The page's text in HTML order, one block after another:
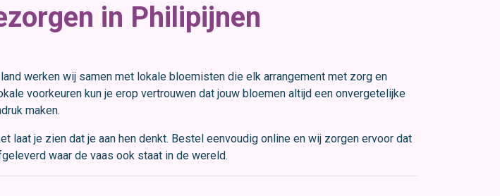
in Philipijnen
werken wij samen met lokale bloemisten die elk arrangement met zorg en
voorkeuren kun je erop vertrouwen dat jouw bloemen altijd een onvergetelijke
maken.
laat je zien dat je aan hen denkt. Bestel eenvoudig online en wij zorgen ervoor dat
waar de vaas ook staat in de wereld.